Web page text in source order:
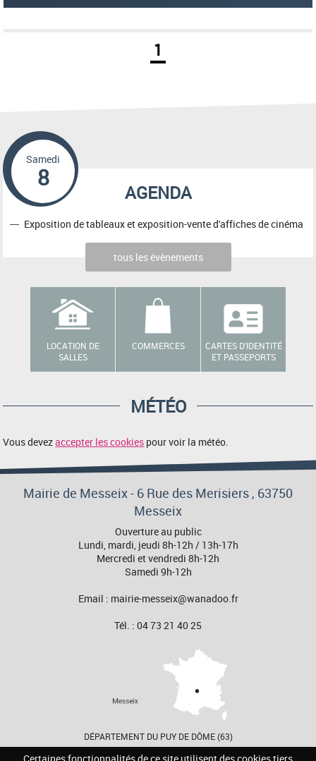
1
AGENDA
Samedi
8
Exposition de tableaux et exposition-vente d'affiches de cinéma
tous les évènements
LOCATION DE
SALLES
COMMERCES
CARTES D'IDENTITÉ
ET PASSEPORTS
MÉTÉO
Vous devezaccepter les cookies pour voir la météo.
Mairie de Messeix - 6 Rue des Merisiers , 63750
Messeix
Ouverture au public
Lundi, mardi, jeudi 8h-12h / 13h-17h
Mercredi et vendredi 8h-12h
Samedi 9h-12h
Email : mairie-messeix@wanadoo.fr
Tél. : 04 73 21 40 25
DÉPARTEMENT DU PUY DE DÔME (63)